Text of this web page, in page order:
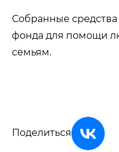
Собранные
фонда для помощи
семьям.
Поделиться